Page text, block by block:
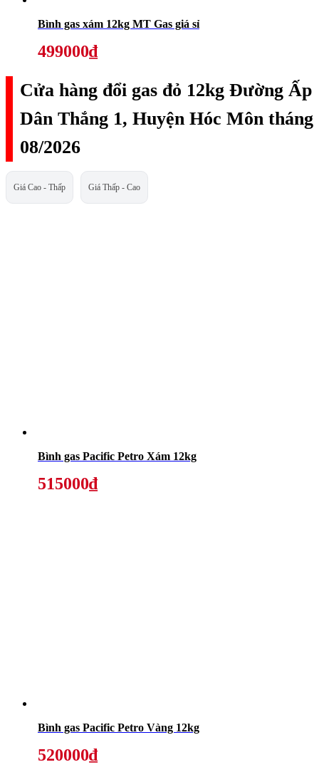
Bình gas xám 12kg MT Gas giá sỉ
499000₫
Cửa hàng đổi gas đỏ 12kg Đường Ấp
Dân Thắng 1, Huyện Hóc Môn tháng
08/2026
Giá Cao - Thấp Giá Thấp - Cao
Bình gas Pacific Petro Xám 12kg
515000₫
Bình gas Pacific Petro Vàng 12kg
520000₫